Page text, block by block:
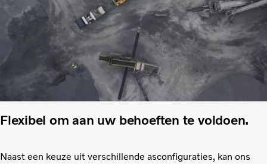
Flexibel om aan uw behoeften te voldoen.
Naast een keuze uit verschillende asconfiguraties, kan ons